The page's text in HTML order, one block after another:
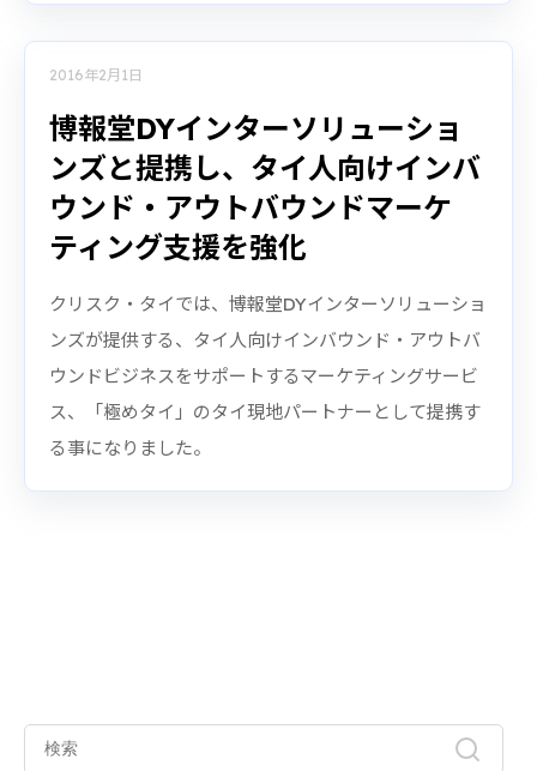
2016年2月1日
博報堂DYインターソリューショ
ンズと提携し、タイ人向けインバ
ウンド・アウトバウンドマーケ
ティング支援を強化
クリスク・タイでは、博報堂DYインターソリューショ
ンズが提供する、タイ人向けインバウンド・アウトバ
ウンドビジネスをサポートするマーケティングサービ
ス、「極めタイ」のタイ現地パートナーとして提携す
る事になりました。